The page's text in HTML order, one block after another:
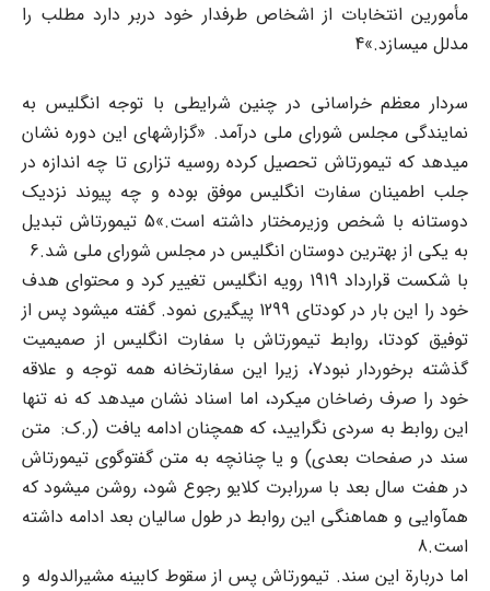
مأمورین انتخابات از اشخاص طرفدار خود دربر دارد مطلب را
مدلل میسازد.»4
سردار معظم خراسانی در چنین شرایطی با توجه انگلیس به
نمایندگی مجلس شورای ملی درآمد. «گزارشهای این دوره نشان
میدهد که تیمورتاش تحصیل کرده روسیه تزاری تا چه اندازه در
جلب اطمینان سفارت انگلیس موفق بوده و چه پیوند نزدیک
دوستانه با شخص وزیرمختار داشته است.»5 تیمورتاش تبدیل
به یکی از بهترین دوستان انگلیس در مجلس شورای ملی شد.6
با شکست قرارداد 1919 رویه انگلیس تغییر کرد و محتوای هدف
خود را این بار در کودتای 1299 پیگیری نمود. گفته میشود پس از
توفیق کودتا، روابط تیمورتاش با سفارت انگلیس از صمیمیت
گذشته برخوردار نبود7، زیرا این سفارتخانه همه توجه و علاقه
خود را صرف رضاخان میکرد، اما اسناد نشان میدهد که نه تنها
این روابط به سردی نگرایید، که همچنان ادامه یافت (ر.ک: متن
سند در صفحات بعدی) و یا چنانچه به متن گفتوگوی تیمورتاش
در هفت سال بعد با سررابرت کلایو رجوع شود، روشن میشود که
همآوایی و هماهنگی این روابط در طول سالیان بعد ادامه داشته
است.8
اما دربارة این سند. تیمورتاش پس از سقوط کابینه مشیرالدوله و